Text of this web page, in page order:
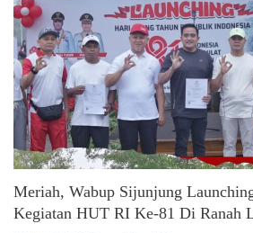
Meriah, Wabup Sijunjung
Kegiatan HUT RI Ke-81 Di Ranah